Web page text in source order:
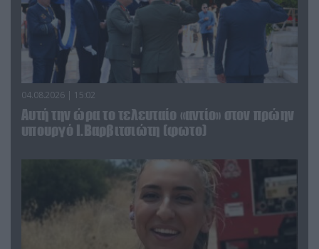
04.08.2026 | 15:02
Αυτή την ώρα το τελευταίο «αντίο» στον πρώην
υπουργό Ι.Βαρβιτσιώτη (φωτο)